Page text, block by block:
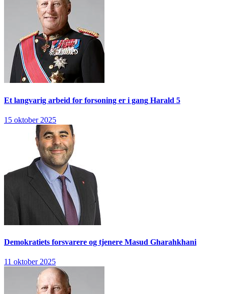
Et langvarig arbeid for forsoning er i gang Harald 5
15 oktober 2025
Demokratiets forsvarere og tjenere Masud Gharahkhani
11 oktober 2025